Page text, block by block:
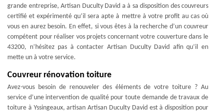
grande entreprise, Artisan Duculty David a à sa disposition des couvreurs
certifié et expérimenté qu’il sera apte à mettre à votre profit au cas où
vous en aurez besoin. En effet, si vous êtes à la recherche d’un couvreur
compétent pour réaliser vos projets concernant votre couverture dans le
43200, n’hésitez pas à contacter Artisan Duculty David afin qu’il en
mette un à votre service.
Couvreur rénovation toiture
Avez-vous besoin de renouveler des éléments de votre toiture ? Au
service d’une intervention de qualité pour toute demande de travaux de
toiture à Yssingeaux, artisan Artisan Duculty David est à disposition pour